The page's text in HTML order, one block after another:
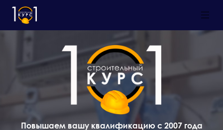
Повышаем вашу квалификацию с 2007 года